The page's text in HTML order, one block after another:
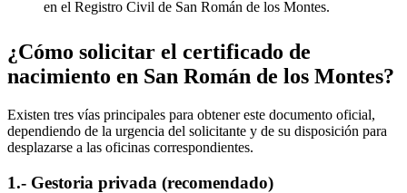
en el Registro Civil de San Román de los Montes.
¿Cómo solicitar el certificado de
nacimiento en San Román de los Montes?
Existen tres vías principales para obtener este documento oficial,
dependiendo de la urgencia del solicitante y de su disposición para
desplazarse a las oficinas correspondientes.
1.- Gestoria privada (recomendado)